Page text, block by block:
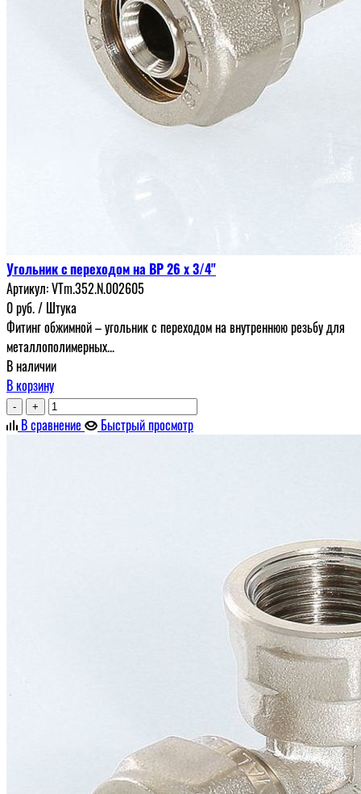
Угольник с переходом на ВР 26 х 3/4"
Артикул:VTm.352.N.002605
0руб./ Штука
Фитинг обжимной – угольник с переходом на внутреннюю резьбу для
металлополимерных...
В наличии
В корзину
- +
В сравнение Быстрый просмотр